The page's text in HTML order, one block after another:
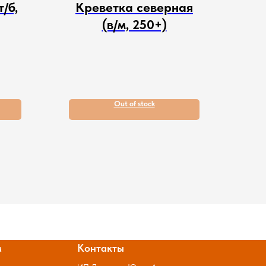
б,
Креветка северная
(в/м, 250+)
Out of stock
Контакты